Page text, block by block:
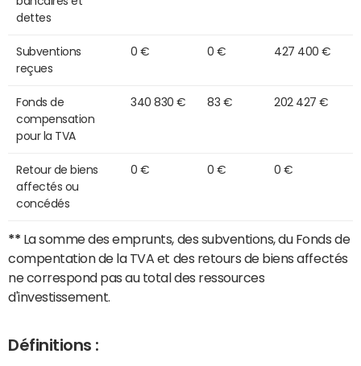
dettes
Subventions
reçues
0 € 0 € 427 400 €
Fonds de
compensation
pour la TVA
340 830 € 83 € 202 427 €
Retour de biens
affectés ou
concédés
0 € 0 € 0 €
** La somme des emprunts, des subventions, du Fonds de
compentation de la TVA et des retours de biens affectés
ne correspond pas au total des ressources
d'investissement.
Définitions :